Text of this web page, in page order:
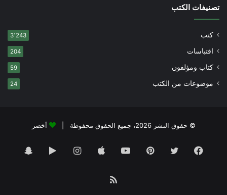
تصنيفات الكتب
كتب 3٬243
اقتباسات 204
كتاب ومؤلفون 59
موضوعات من الكتب 24
© حقوق النشر 2026، جميع الحقوق محفوظة | أخضر
فيسبوك تويتر بينتيريستيوتيوب انستقرام‏Googleسناب
ملخص